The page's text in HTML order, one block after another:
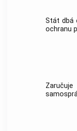
Stát dbá
ochranu